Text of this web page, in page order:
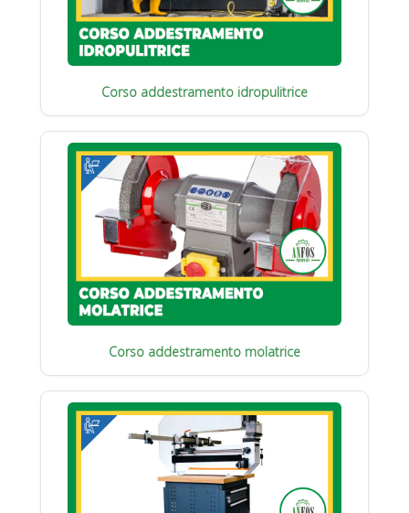
Corso addestramento idropulitrice
Corso addestramento molatrice